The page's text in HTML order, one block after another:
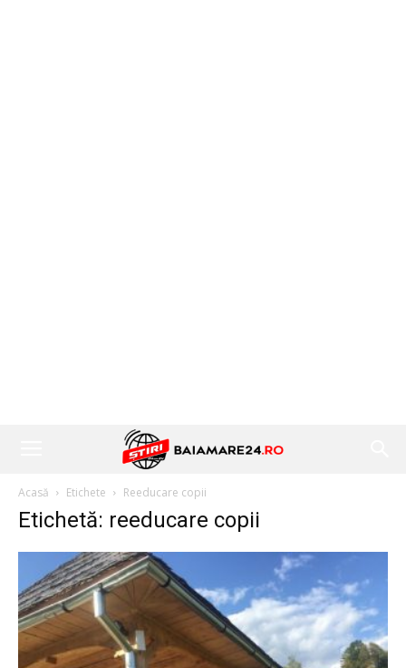
Acasă Etichete Reeducare copii
Etichetă: reeducare copii